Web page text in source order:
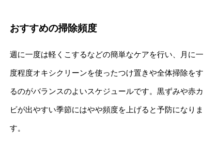
おすすめの掃除頻度
週に一度は軽くこするなどの簡単なケアを行い、月に一
度程度オキシクリーンを使ったつけ置きや全体掃除をす
るのがバランスのよいスケジュールです。黒ずみや赤カ
ビが出やすい季節にはやや頻度を上げると予防になりま
す。